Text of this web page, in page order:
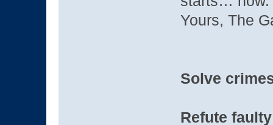
Yours, The
Solve
Refute